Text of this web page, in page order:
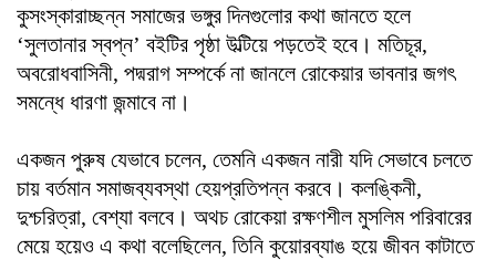
কুসংস্কারাচ্ছন্ন সমাজের ভঙ্গুর দিনগুলোর কথা জানতে হলে
‘সুলতানার স্বপ্ন’ ব‌ইটির পৃষ্ঠা উল্টিয়ে পড়তেই হবে। মতিচূর,
অবরোধবাসিনী, পদ্মরাগ সম্পর্কে না জানলে রোকেয়ার ভাবনার জগৎ
সমন্ধে ধারণা জন্মাবে না।
একজন পুরুষ যেভাবে চলেন, তেমনি একজন নারী যদি সেভাবে চলতে
চায় বর্তমান সমাজব্যবস্থা হেয়প্রতিপন্ন করবে। কলঙ্কিনী,
দুশ্চরিত্রা, বেশ্যা বলবে। অথচ রোকেয়া রক্ষণশীল মুসলিম পরিবারের
মেয়ে হয়েও এ কথা বলেছিলেন, তিনি কুয়োরব্যাঙ হয়ে জীবন কাটাতে